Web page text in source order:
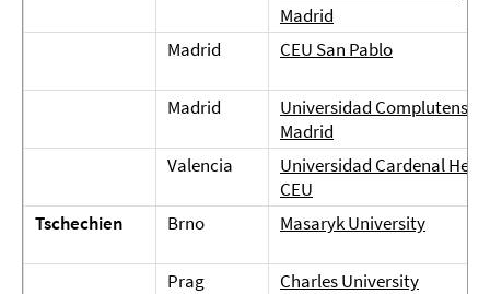
Madrid
Madrid
CEU San Pablo
Madrid
Universidad Complutense
Madrid
Valencia
Universidad Cardenal
CEU
Tschechien
Brno Masaryk University
Prag Charles University